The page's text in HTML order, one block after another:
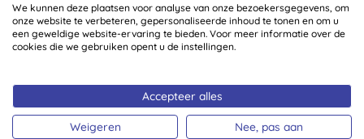
€ 31,95 KOPEN € 4,49
We kunnen deze plaatsen voor analyse van onze bezoekersgegevens, om
onze website te verbeteren, gepersonaliseerde inhoud te tonen en om u
een geweldige website-ervaring te bieden. Voor meer informatie over de
cookies die we gebruiken opent u de instellingen.
Accepteer alles
Weigeren Nee, pas aan